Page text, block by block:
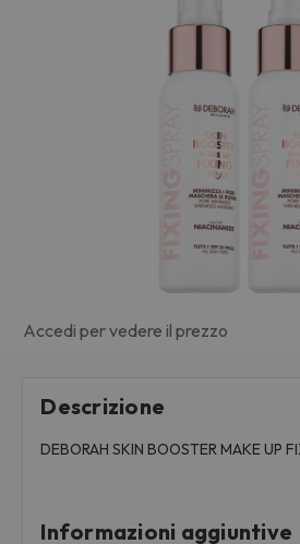
Accedi per vedere il prezzo
Descrizione
DEBORAH SKIN BOOSTER MAKE UP
Informazioni aggiuntive